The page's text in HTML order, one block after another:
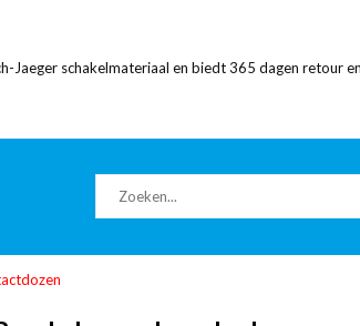
Jaeger schakelmateriaal en biedt 365 dagen retour